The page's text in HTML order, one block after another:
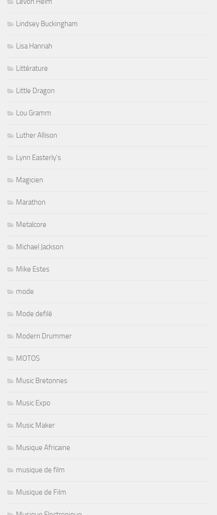
Lindsey Buckingham
Lisa Hannah
Littérature
Little Dragon
Lou Gramm
Luther Allison
Lynn Easterly's
Magicien
Marathon
Metalcore
Michael Jackson
Mike Estes
mode
Mode defilé
Modern Drummer
MOTOS
Music Bretonnes
Music Expo
Music Maker
Musique Africaine
musique de film
Musique de Film